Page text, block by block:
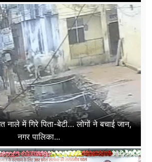
में गिरे पिता-बेटी… लोगों ने बचाई जान,
नगर पालिका...